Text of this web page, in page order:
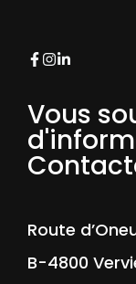
Vous
Route
B-4800